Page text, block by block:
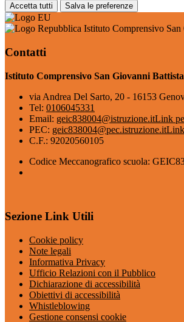
Accetta tutti Salva le preferenze
Istituto Comprensivo
Contatti
Istituto Comprensivo San Giovanni Battista
via Andrea Del Sarto, 20 - 16153
Tel: 0106045331
Email: geic838004@istruzione.itLink
PEC: geic838004@pec.istruzione.it
C.F.: 92020560105
Codice Meccanografico scuola:
Sezione Link Utili
Cookie policy
Note legali
Informativa Privacy
Ufficio Relazioni con il Pubblico
Dichiarazione di accessibilità
Obiettivi di accessibilità
Whistleblowing
Gestione consensi cookie